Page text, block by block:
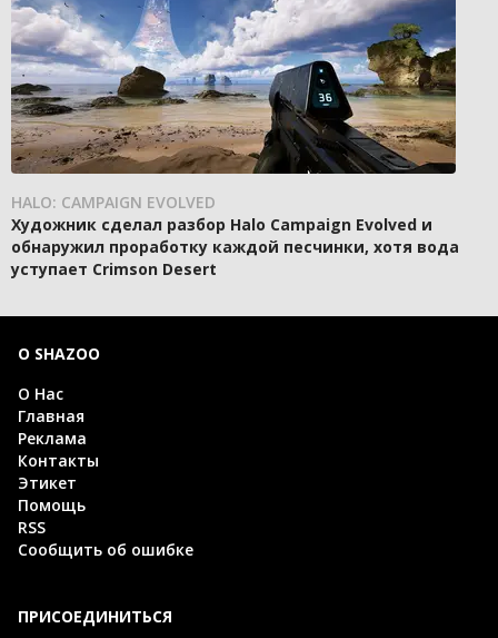
HALO: CAMPAIGN EVOLVED
Художник сделал разбор Halo Campaign Evolved и
обнаружил проработку каждой песчинки, хотя вода
уступает Crimson Desert
О SHAZOO
О Нас
Главная
Реклама
Контакты
Этикет
Помощь
RSS
Сообщить об ошибке
ПРИСОЕДИНИТЬСЯ